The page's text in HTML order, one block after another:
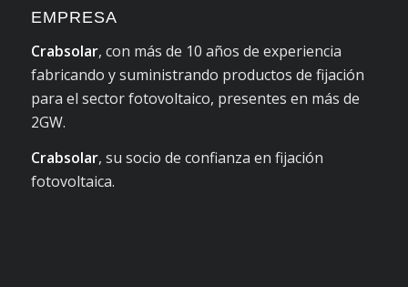
EMPRESA
Crabsolar, con más de 10 años de experiencia
fabricando y suministrando productos de fijación
para el sector fotovoltaico, presentes en más de
2GW.
Crabsolar, su socio de confianza en fijación
fotovoltaica.